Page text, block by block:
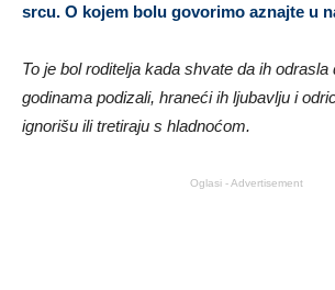
srcu. O kojem bolu govorimo aznajte u
To je bol roditelja kada shvate da ih
godinama podizali, hraneći ih ljubavlju i
ignorišu ili tretiraju s hladnoćom.
Oglasi - Advertisement